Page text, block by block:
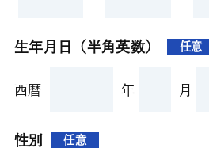
生年月日（半角英数） 任意
西暦 年 月
性別 任意